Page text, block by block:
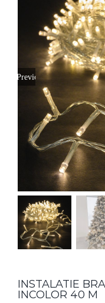
Previous
INSTALATIE
INCOLOR 40 M